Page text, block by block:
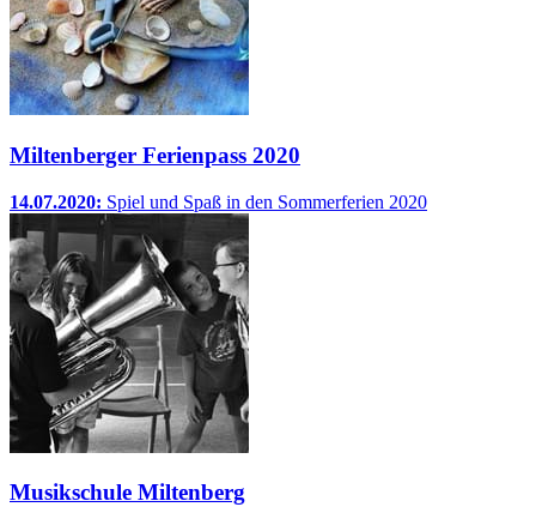
Miltenberger Ferienpass 2020
14.07.2020: Spiel und Spaß in den Sommerferien 2020
Musikschule Miltenberg